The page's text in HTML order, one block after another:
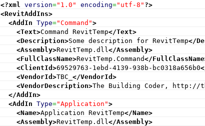
<?xml version="1.0" encoding="utf-8" ?>
<RevitAddIns>
<AddIn
Type="Command">
<Text>Command RevitTemp</Text>
<Description>Some description for RevitTemp</
<Assembly>RevitTemp.dll</Assembly>
<FullClassName>RevitTemp.Command</FullClassName
<ClientId>69529763-1ebd-4139-938b-bc0318a656b0
<VendorId>TBC_</VendorId>
<VendorDescription>The Building Coder, http://
</AddIn>
<AddIn
Type="Application">
<Name>Application RevitTemp</Name>
<Assembly>RevitTemp.dll</Assembly>